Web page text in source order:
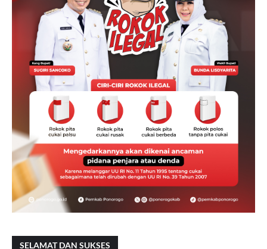
SELAMAT DAN SUKSES